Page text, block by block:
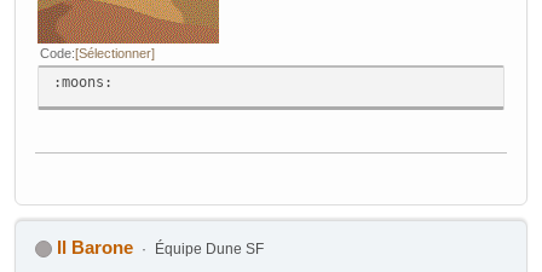
Code Sélectionner
:moons:
Il Barone Équipe Dune SF